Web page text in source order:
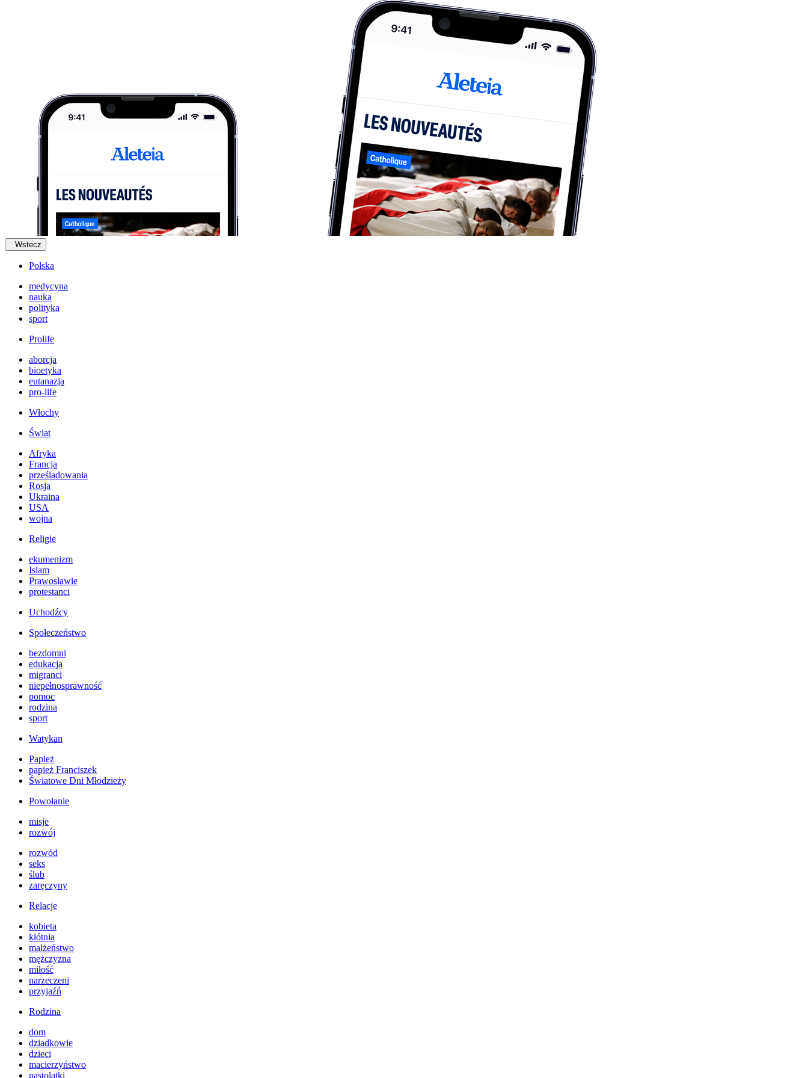
Wstecz
Polska
medycyna
nauka
polityka
sport
Prolife
aborcja
bioetyka
eutanazja
pro-life
Włochy
Świat
Afryka
Francja
prześladowania
Rosja
Ukraina
USA
wojna
Religie
ekumenizm
Islam
Prawosławie
protestanci
Uchodźcy
Społeczeństwo
bezdomni
edukacja
migranci
niepełnosprawność
pomoc
rodzina
sport
Watykan
Papież
papież Franciszek
Światowe Dni Młodzieży
Powołanie
misje
rozwój
rozwód
seks
ślub
zaręczyny
Relacje
kobieta
kłótnia
małżeństwo
mężczyzna
miłość
narzeczeni
przyjaźń
Rodzina
dom
dziadkowie
dzieci
macierzyństwo
nastolatki